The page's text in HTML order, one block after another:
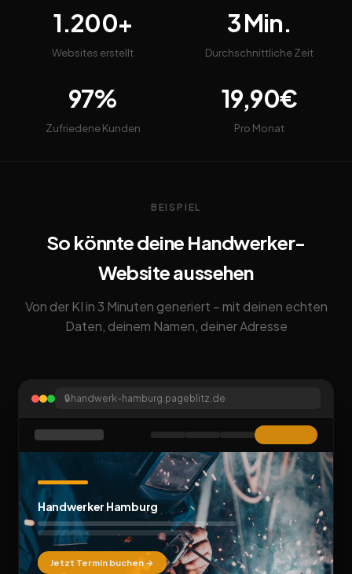
1.200+
Websites erstellt
3 Min.
Durchschnittliche Zeit
97%
Zufriedene Kunden
19,90€
Pro Monat
BEISPIEL
So könnte deine Handwerker-
Website aussehen
Von der KI in 3 Minuten generiert – mit deinen echten
Daten, deinem Namen, deiner Adresse
🔒 handwerk-hamburg.pageblitz.de
Handwerker Hamburg
Jetzt Termin buchen →